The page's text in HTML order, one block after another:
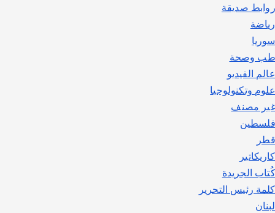
روابط صديقة
رياضة
سوريا
طب وصحة
عالم الفيديو
علوم وتكنولوجيا
غير مصنف
فلسطين
قطر
كاريكاتير
كُتاب الجريدة
كلمة رئيس التحرير
لبنان